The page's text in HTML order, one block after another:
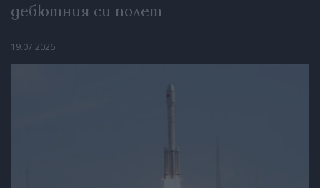
дебютния си полет
19.07.2026